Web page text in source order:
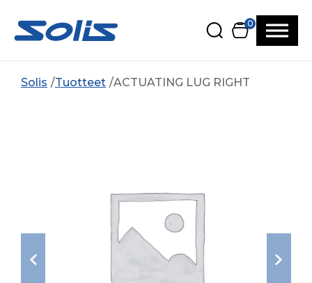
0
Solis Tuotteet ACTUATING LUG RIGHT